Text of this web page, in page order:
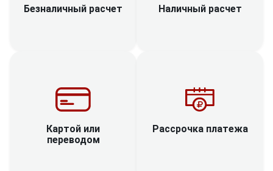
Безналичный расчет Наличный расчет
Картой или
переводом
Рассрочка платежа